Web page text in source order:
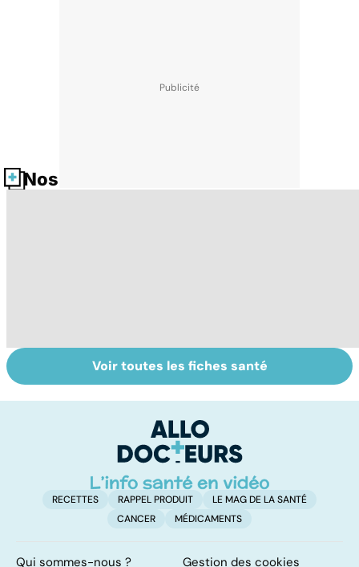
Nos fiches santé
Le magnésium,
un oligo-élément
Intestin irritable :
le régime
solution ?
Voir toutes les fiches santé
RECETTES RAPPEL PRODUIT
LE MAG DE LA SANTÉ
CANCER
MÉDICAMENTS
Qui sommes-nous ? Gestion des cookies